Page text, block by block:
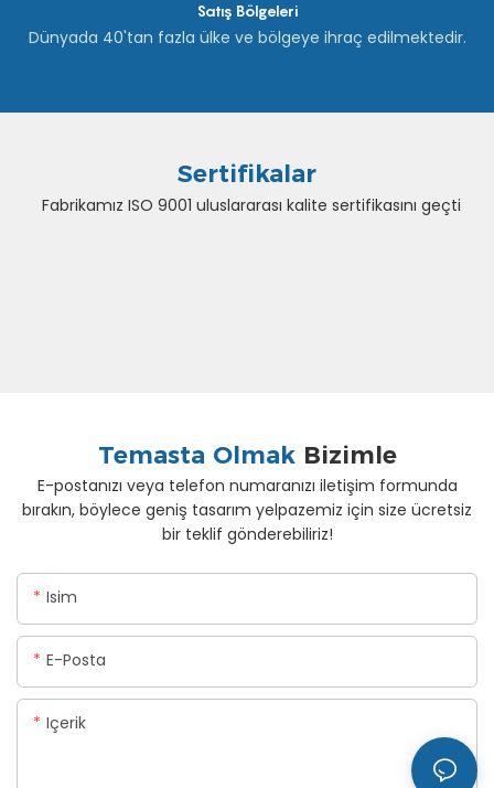
Satış Bölgeleri
Dünyada 40'tan fazla ülke ve bölgeye ihraç edilmektedir.
Sertifikalar
Fabrikamız ISO 9001 uluslararası kalite sertifikasını geçti
Temasta Olmak Bizimle
E-postanızı veya telefon numaranızı iletişim formunda
bırakın, böylece geniş tasarım yelpazemiz için size ücretsiz
bir teklif gönderebiliriz!
Isim
E-Posta
Içerik